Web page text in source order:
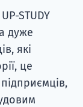
STUDY
дуже
які
це
підприємців,